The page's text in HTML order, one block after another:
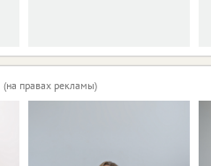
(на правах рекламы)